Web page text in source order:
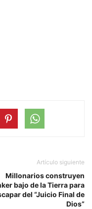
Artículo siguiente
Millonarios construyen
bajo de la Tierra para
del “Juicio Final de
Dios”